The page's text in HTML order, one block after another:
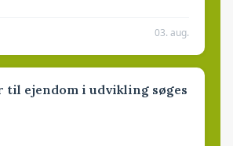
03. aug.
til ejendom i udvikling søges